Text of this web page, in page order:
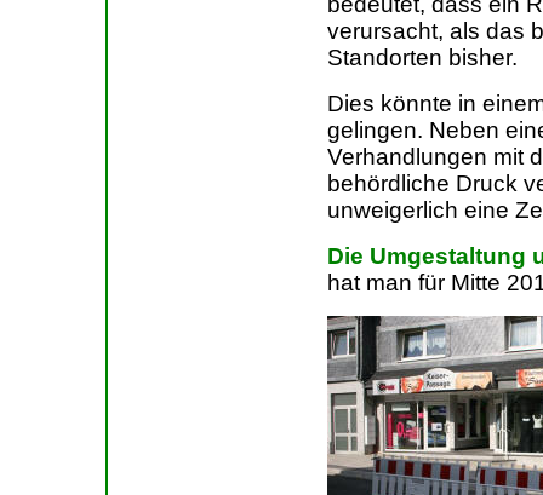
verursacht, als das
Standorten bisher.
Dies könnte in
gelingen. Neben
Verhandlungen mit
behördliche Druck
unweigerlich eine
Die Umgestaltung
hat man für Mitte